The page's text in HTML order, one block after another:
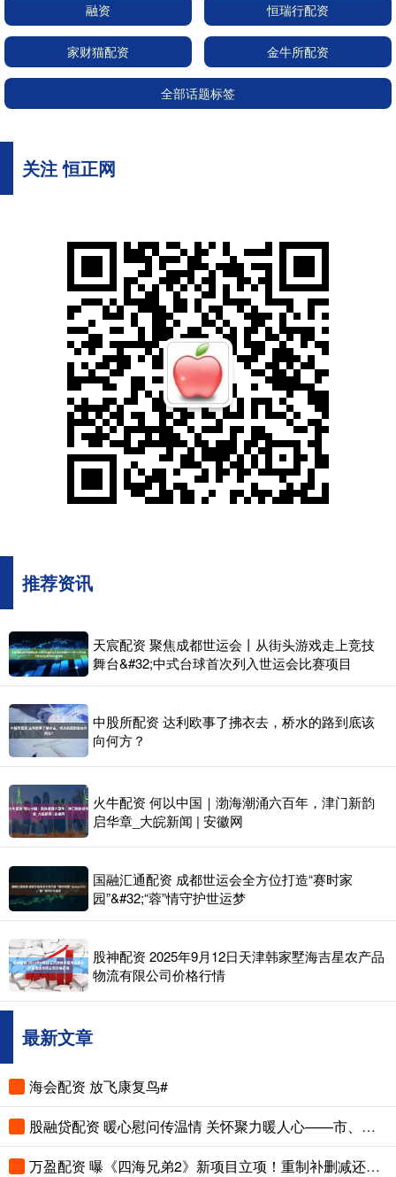
融资 恒瑞行配资
家财猫配资 金牛所配资
全部话题标签
关注 恒正网
推荐资讯
天宸配资 聚焦成都世运会丨从街头游戏走上竞技
舞台&#32;中式台球首次列入世运会比赛项目
中股所配资 达利欧事了拂衣去，桥水的路到底该
向何方？
火牛配资 何以中国｜渤海潮涌六百年，津门新韵
启华章_大皖新闻 | 安徽网
国融汇通配资 成都世运会全方位打造“赛时家
园”&#32;“蓉”情守护世运梦
股神配资 2025年9月12日天津韩家墅海吉星农产品
物流有限公司价格行情
最新文章
海会配资 放飞康复鸟#
股融贷配资 暖心慰问传温情 关怀聚力暖人心——市、县总工会先后走访慰问困难职工和劳模
万盈配资 曝《四海兄弟2》新项目立项！重制补删减还是新作续传奇？